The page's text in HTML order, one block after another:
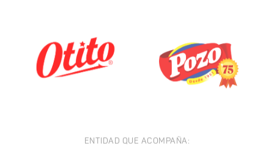
ENTIDAD QUE ACOMPAÑA: